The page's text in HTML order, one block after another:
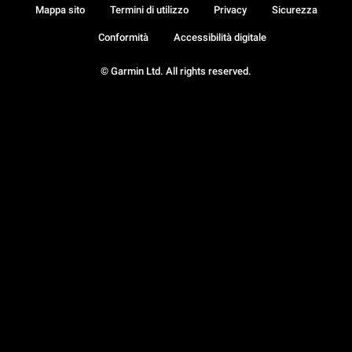
© Garmin Ltd. All rights reserved.
Mappa sito Termini di utilizzo Privacy Sicurezza
Conformità Accessibilità digitale